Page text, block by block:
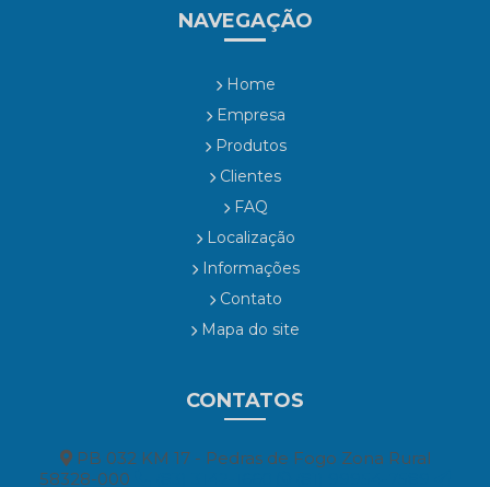
NAVEGAÇÃO
Home
Empresa
Produtos
Clientes
FAQ
Localização
Informações
Contato
Mapa do site
CONTATOS
PB 032 KM 17 - Pedras de Fogo Zona Rural
58328-000